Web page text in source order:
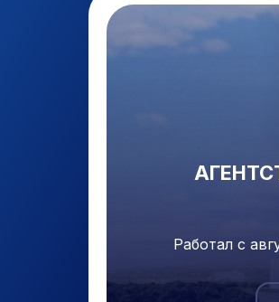
Работал с